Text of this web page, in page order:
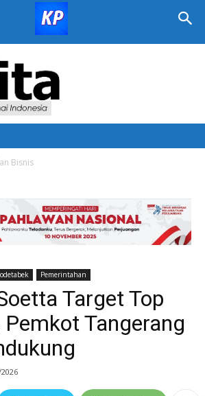
Bisnis
Pemerintahan
Target Top
Pemkot Tangerang